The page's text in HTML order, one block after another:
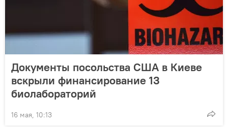
Документы посольства США в Киеве
вскрыли финансирование 13
биолабораторий
16 мая, 10:13